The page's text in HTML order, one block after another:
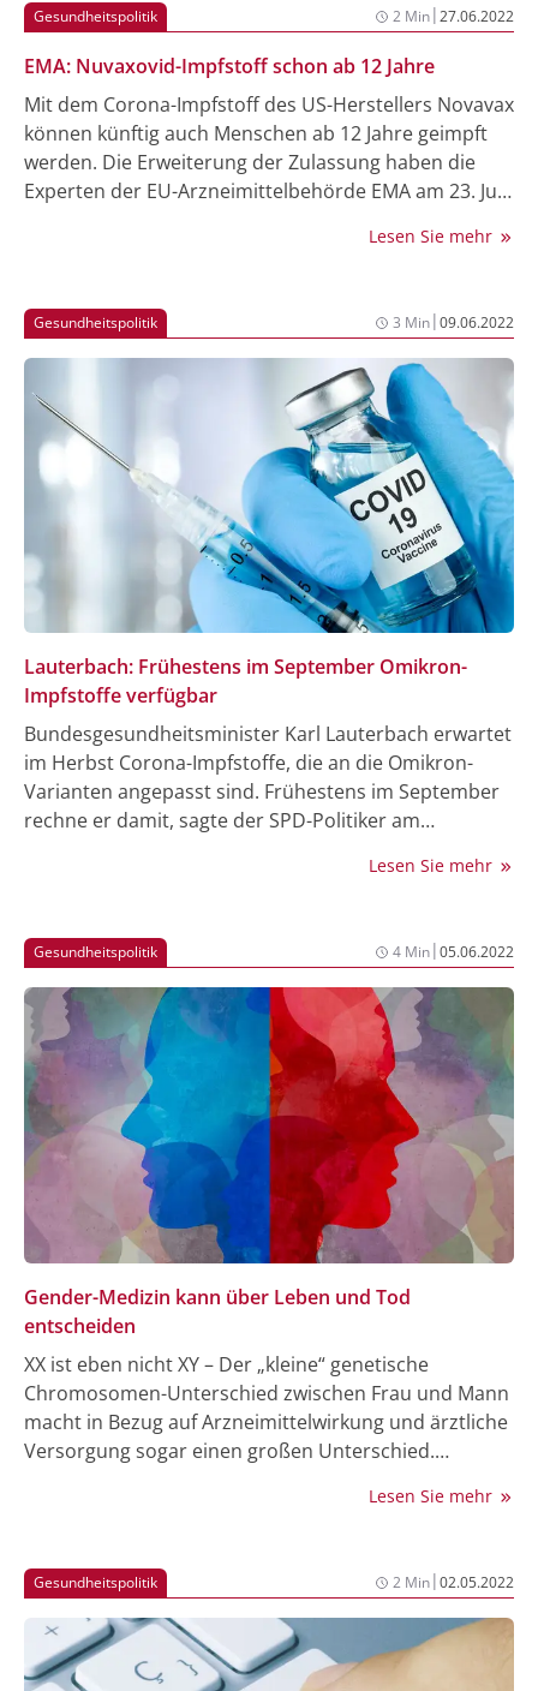
Gesundheitspolitik 2 Min|27.06.2022
EMA: Nuvaxovid-Impfstoff schon ab 12 Jahre
Mit dem Corona-Impfstoff des US-Herstellers Novavax
können künftig auch Menschen ab 12 Jahre geimpft
werden. Die Erweiterung der Zulassung haben die
Experten der EU-Arzneimittelbehörde EMA am 23. Juni
bereits für Menschen ab 18 Jahre zugelassen.Lesen Sie mehr
Gesundheitspolitik 3 Min|09.06.2022
Lauterbach: Frühestens im September Omikron-
Impfstoffe verfügbar
Bundesgesundheitsminister Karl Lauterbach erwartet
im Herbst Corona-Impfstoffe, die an die Omikron-
Varianten angepasst sind. Frühestens im September
rechne er damit, sagte der SPD-Politiker am
intensiv gearbeitet. Es gebe vielversprechende Daten
Er sei zuversichtlich, dass es sehr gute angepasste
Impfstoffe geben werde.
Lesen Sie mehr
Gesundheitspolitik 4 Min|05.06.2022
Gender-Medizin kann über Leben und Tod
entscheiden
XX ist eben nicht XY – Der „kleine“ genetische
Chromosomen-Unterschied zwischen Frau und Mann
macht in Bezug auf Arzneimittelwirkung und ärztliche
Versorgung sogar einen großen Unterschied.
als Vorreiterin der Gendermedizin gilt, beklagt im
Kaufmännische Krankenkasse, dass nach wie vor zu
wenige Mediziner solche geschlechtsspezifischen
Unterschiede kennen, „die über Leben und Tod
entscheiden können“.
Lesen Sie mehr
Gesundheitspolitik 2 Min|02.05.2022